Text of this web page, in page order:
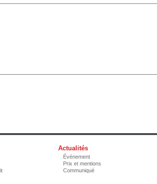
Actualités
Événement
Prix et mentions
Communiqué